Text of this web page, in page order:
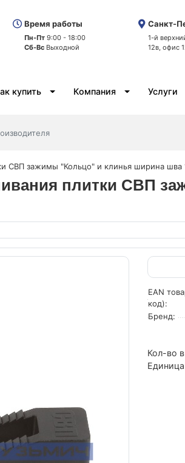
Время работы
Пн-Пт 9:00 - 18:00
Сб-Вс Выходной
Санкт-
1-й
12в, офис
купить Компания Услуги
СВП зажимы "Кольцо" и клинья ширина
плитки СВП
EAN
код):
Бренд:
Кол-во